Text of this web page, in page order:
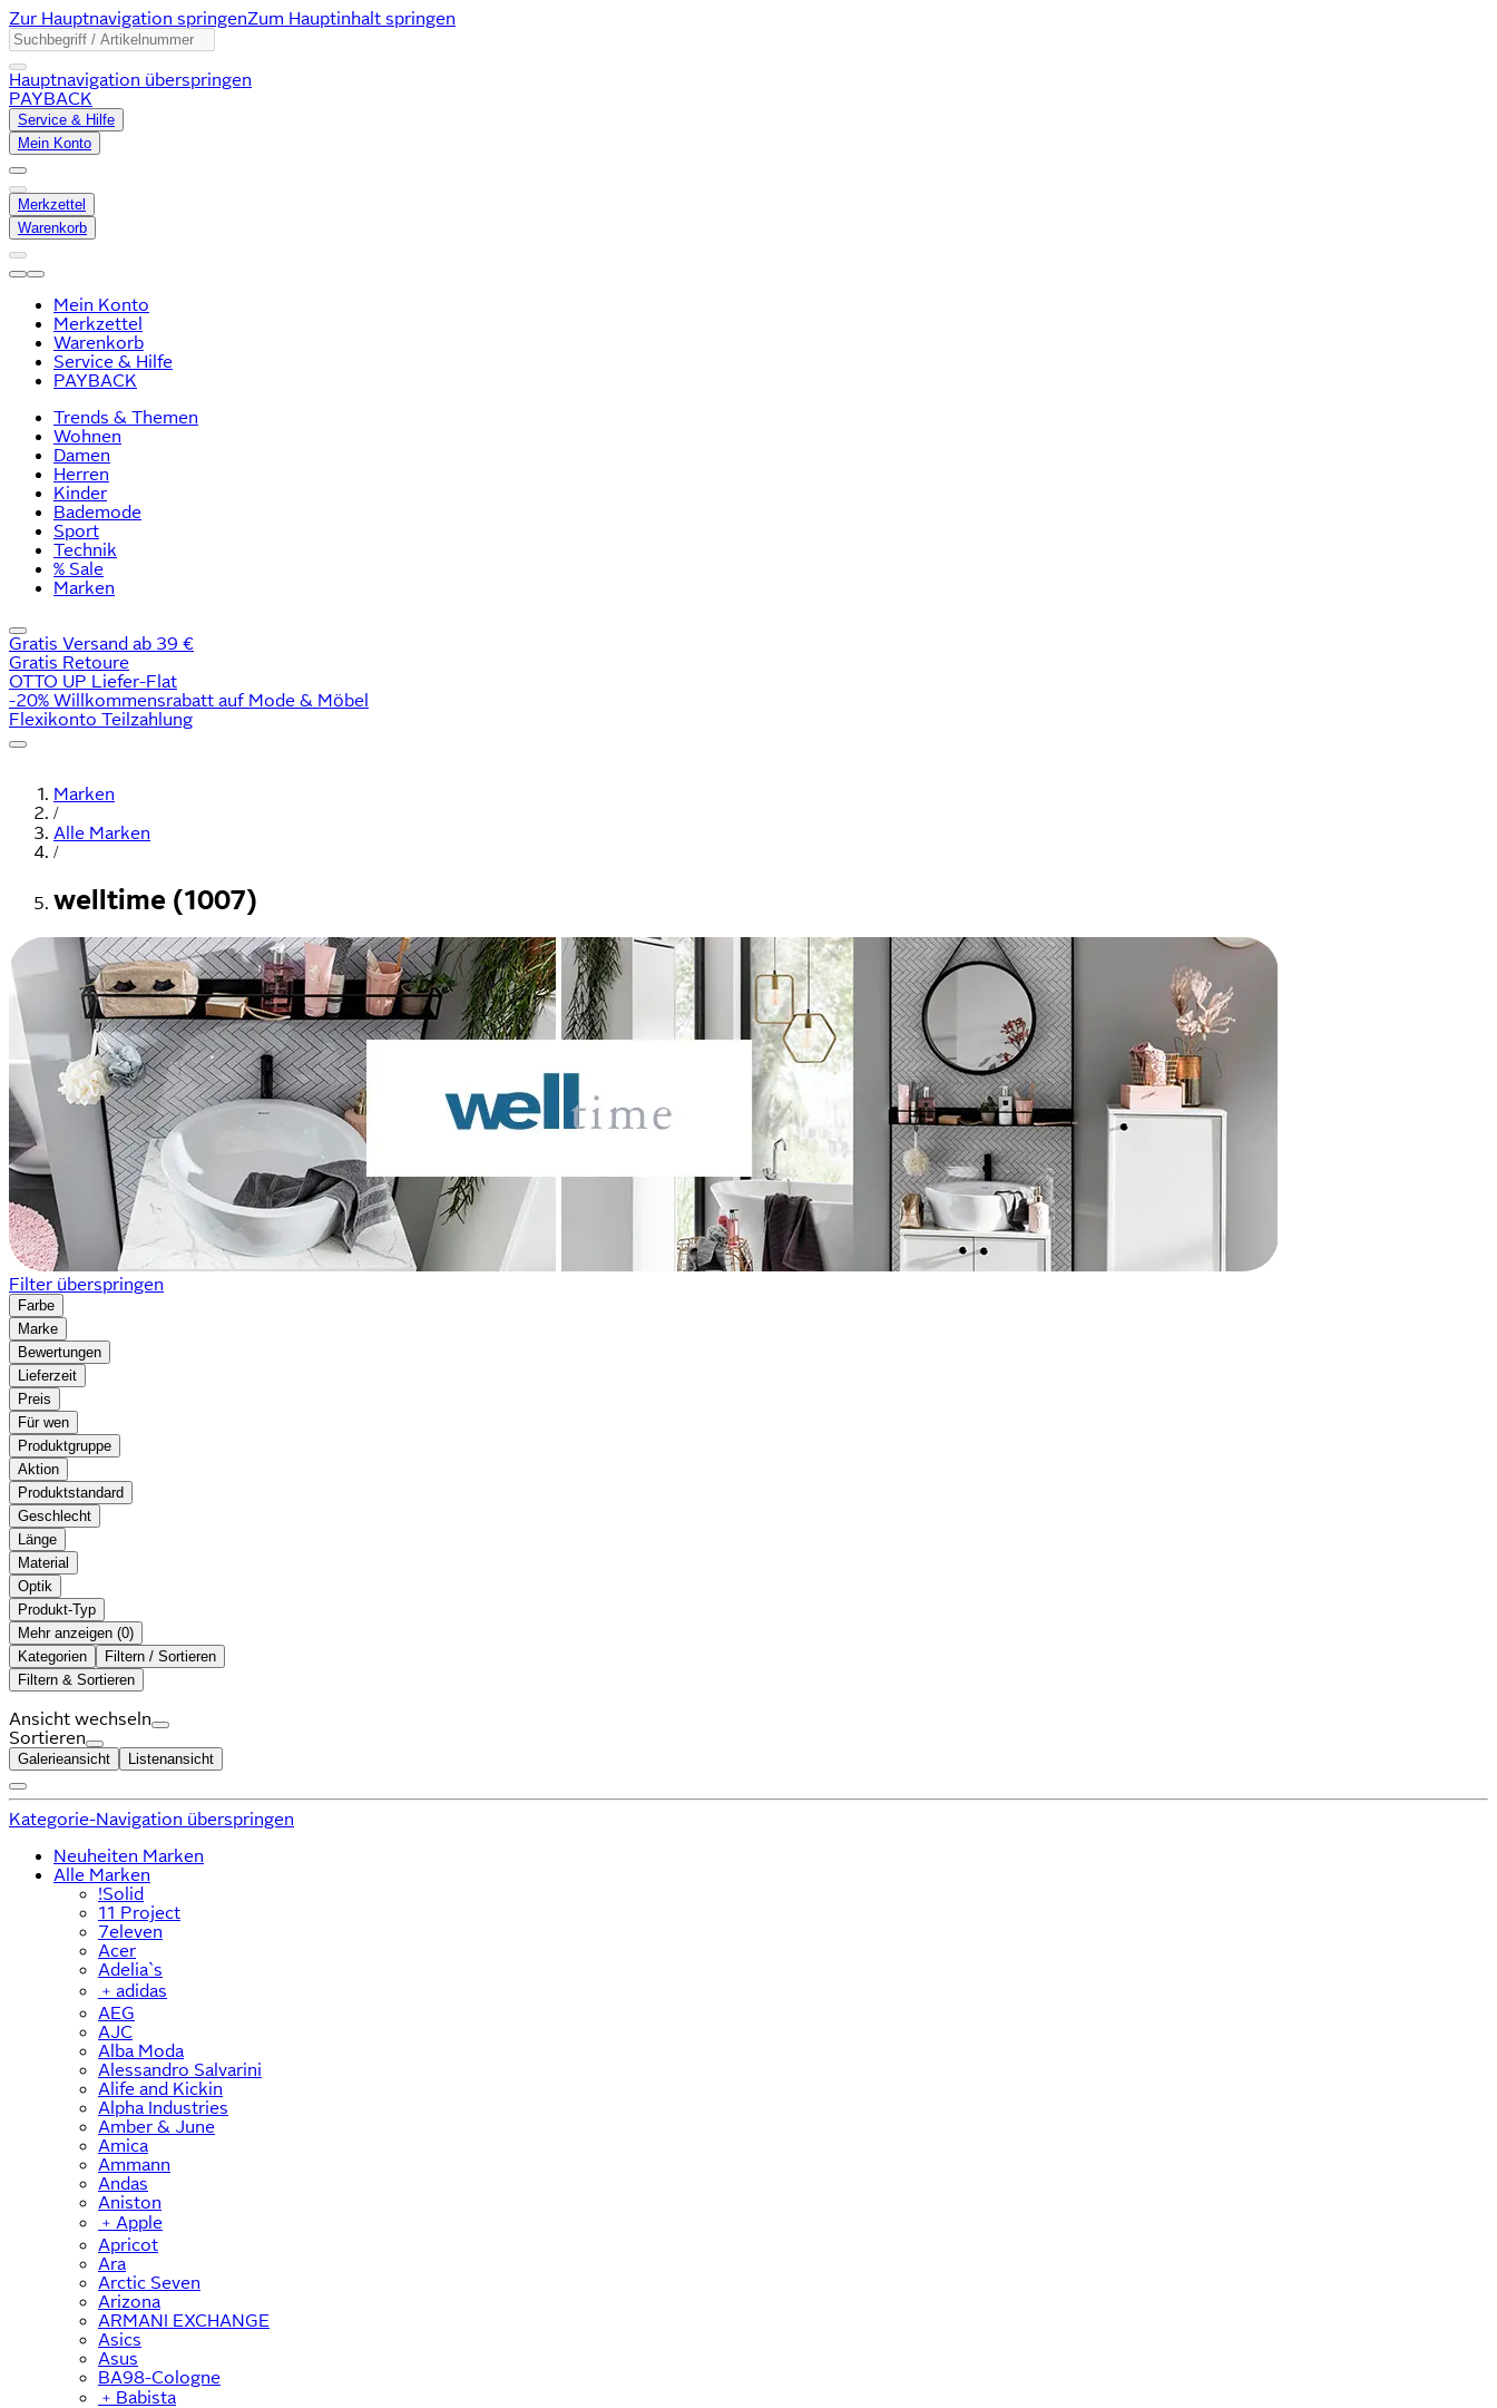
Zur Hauptnavigation springenZum Hauptinhalt springen
Hauptnavigation überspringen
PAYBACK
Service & Hilfe
Mein Konto
Merkzettel
Warenkorb
Mein Konto
Merkzettel
Warenkorb
Service & Hilfe
PAYBACK
Trends & Themen
Wohnen
Damen
Herren
Kinder
Bademode
Sport
Technik
% Sale
Marken
Gratis Versand ab 39 €
Gratis Retoure
OTTO UP Liefer-Flat
-20% Willkommensrabatt auf Mode & Möbel
Flexikonto Teilzahlung
Marken
/
Alle Marken
/
welltime (1007)
Filter überspringen
Farbe
Marke
Bewertungen
Lieferzeit
Preis
Für wen
Produktgruppe
Aktion
Produktstandard
Geschlecht
Länge
Material
Optik
Produkt-Typ
Mehr anzeigen ( )
Kategorien
Filtern / Sortieren
Filtern & Sortieren
Ansicht wechseln
Sortieren
Galerieansicht Listenansicht
Kategorie-Navigation überspringen
Neuheiten Marken
Alle Marken
!Solid
11 Project
7eleven
Acer
Adelia`s
﹢ adidas
AEG
AJC
Alba Moda
Alessandro Salvarini
Alife and Kickin
Alpha Industries
Amber & June
Amica
Ammann
Andas
Aniston
﹢ Apple
Apricot
Ara
Arctic Seven
Arizona
ARMANI EXCHANGE
Asics
Asus
BA98-Cologne
﹢ Babista